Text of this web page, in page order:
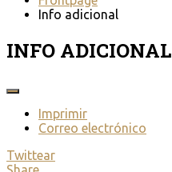
Info adicional
INFO ADICIONAL
Imprimir
Correo electrónico
Twittear